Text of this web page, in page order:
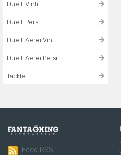
Duelli Vinti
Duelli Persi
Duelli Aerei Vinti
Duelli Aerei Persi
Tackle
Feed RSS